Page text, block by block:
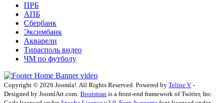
ПРБ
АПБ
Сбербанк
Эксимбанк
Акварели
Тирасполь видео
ЧМ по футболу
Copyright © 2026 Joomla!. All Rights Reserved. Powered by Teline V -
Designed by JoomlArt.com. Bootstrap is a front-end framework of Twitter, Inc.